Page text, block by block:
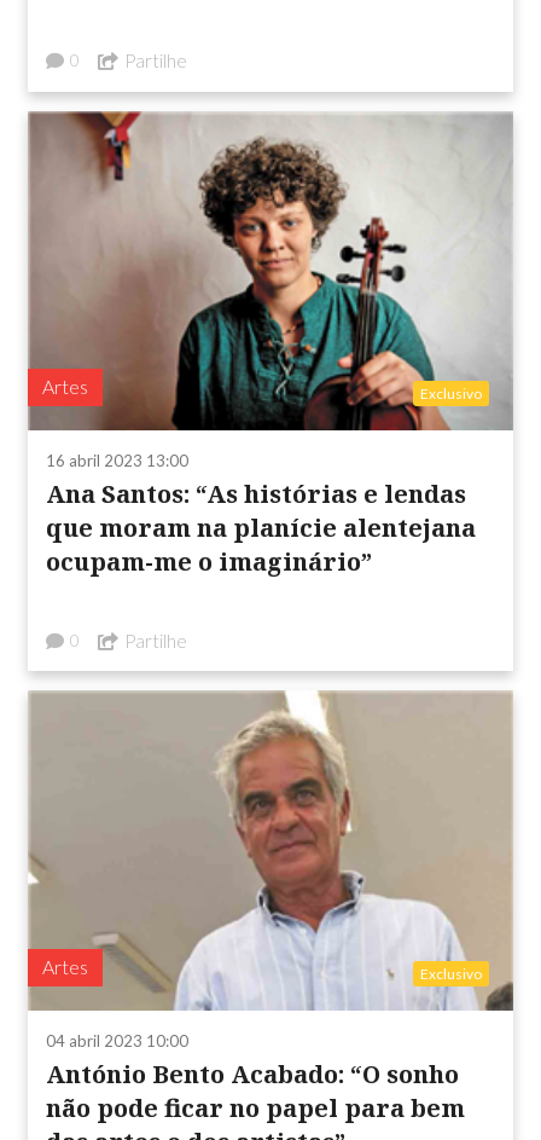
0 Partilhe
Artes Exclusivo
16 abril 2023 13:00
Ana Santos: “As histórias e lendas
que moram na planície alentejana
ocupam-me o imaginário”
0 Partilhe
Artes Exclusivo
04 abril 2023 10:00
António Bento Acabado: “O sonho
não pode ficar no papel para bem